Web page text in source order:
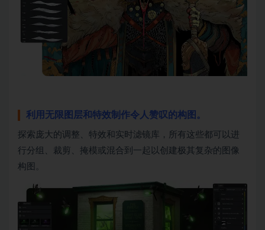
利用无限图层和特效制作令人赞叹的构图。
探索庞大的调整、特效和实时滤镜库，所有这些都可以进
行分组、裁剪、掩模或混合到一起以创建极其复杂的图像
构图。